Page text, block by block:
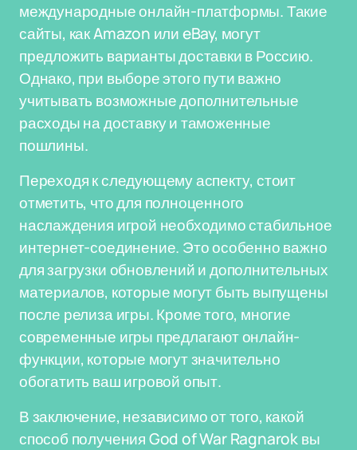
международные онлайн-платформы. Такие
сайты, как Amazon или eBay, могут
предложить варианты доставки в Россию.
Однако, при выборе этого пути важно
учитывать возможные дополнительные
расходы на доставку и таможенные
пошлины.
Переходя к следующему аспекту, стоит
отметить, что для полноценного
наслаждения игрой необходимо стабильное
интернет-соединение. Это особенно важно
для загрузки обновлений и дополнительных
материалов, которые могут быть выпущены
после релиза игры. Кроме того, многие
современные игры предлагают онлайн-
функции, которые могут значительно
обогатить ваш игровой опыт.
В заключение, независимо от того, какой
способ получения God of War Ragnarok вы